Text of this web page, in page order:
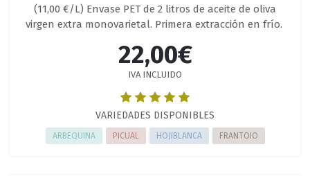
(11,00 €/L) Envase PET de 2 litros de aceite de oliva
virgen extra monovarietal. Primera extracción en frío.
22,00€
IVA INCLUIDO
VARIEDADES DISPONIBLES
ARBEQUINA PICUAL HOJIBLANCA FRANTOIO